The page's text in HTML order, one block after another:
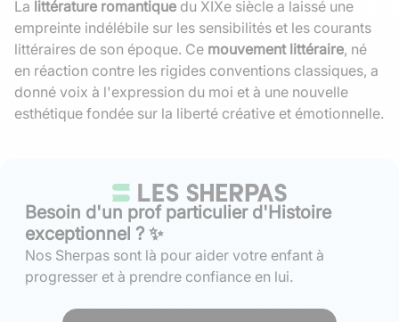
La littérature romantique du XIXe siècle a laissé une
empreinte indélébile sur les sensibilités et les courants
littéraires de son époque. Ce mouvement littéraire, né
en réaction contre les rigides conventions classiques, a
donné voix à l'expression du moi et à une nouvelle
esthétique fondée sur la liberté créative et émotionnelle.
Besoin d'un prof particulier d'Histoire
exceptionnel ? ✨
Nos Sherpas sont là pour aider votre enfant à
progresser et à prendre confiance en lui.